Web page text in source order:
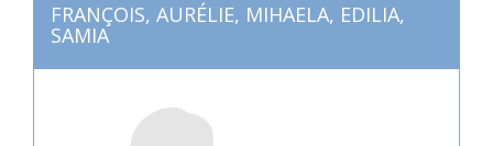
FRANÇOIS, AURÉLIE, MIHAELA, EDILIA,
SAMIA